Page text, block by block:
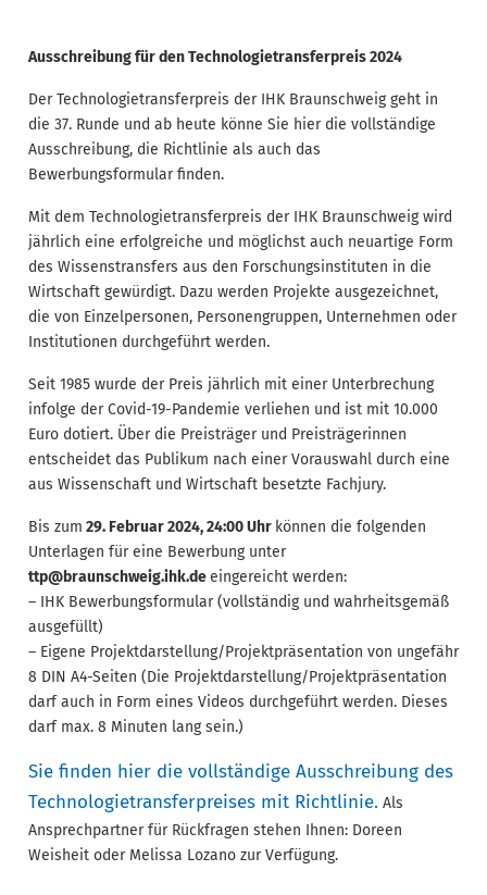
Ausschreibung für den Technologietransferpreis 2024
Der Technologietransferpreis der IHK Braunschweig geht in
die 37. Runde und ab heute könne Sie hier die vollständige
Ausschreibung, die Richtlinie als auch das
Bewerbungsformular finden.
Mit dem Technologietransferpreis der IHK Braunschweig wird
jährlich eine erfolgreiche und möglichst auch neuartige Form
des Wissenstransfers aus den Forschungsinstituten in die
Wirtschaft gewürdigt. Dazu werden Projekte ausgezeichnet,
die von Einzelpersonen, Personengruppen, Unternehmen oder
Institutionen durchgeführt werden.
Seit 1985 wurde der Preis jährlich mit einer Unterbrechung
infolge der Covid-19-Pandemie verliehen und ist mit 10.000
Euro dotiert. Über die Preisträger und Preisträgerinnen
entscheidet das Publikum nach einer Vorauswahl durch eine
aus Wissenschaft und Wirtschaft besetzte Fachjury.
Bis zum 29. Februar 2024, 24:00 Uhr können die folgenden
Unterlagen für eine Bewerbung unter
ttp@braunschweig.ihk.deeingereicht werden:
– IHK Bewerbungsformular (vollständig und wahrheitsgemäß
ausgefüllt)
– Eigene Projektdarstellung/Projektpräsentation von ungefähr
8 DIN A4-Seiten (Die Projektdarstellung/Projektpräsentation
darf auch in Form eines Videos durchgeführt werden. Dieses
darf max. 8 Minuten lang sein.)
Sie finden hier die vollständige Ausschreibung des
Technologietransferpreises mit Richtlinie. Als
Ansprechpartner für Rückfragen stehen Ihnen: Doreen
Weisheit oder Melissa Lozano zur Verfügung.